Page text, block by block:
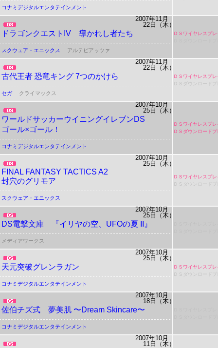
コナミデジタルエンタテインメント
2007年11月
22日（木）
ドラゴンクエストIV 導かれし者たち
ＤＳワイヤレスプ
スクウェア・エニックス
アルテピアッツァ
2007年11月
22日（木）
古代王者 恐竜キング 7つのかけら
ＤＳワイヤレスプ
ＤＳダウンロード
セガ
クライマックス
2007年10月
25日（木）
ワールドサッカーウイニングイレブンDS
ゴール×ゴール！
ＤＳワイヤレスプ
ＤＳダウンロード
コナミデジタルエンタテインメント
2007年10月
25日（木）
FINAL FANTASY TACTICS A2
封穴のグリモア
ＤＳワイヤレスプ
ＤＳダウンロード
スクウェア・エニックス
2007年10月
25日（木）
DS電撃文庫 『イリヤの空、UFOの夏 II』
メディアワークス
2007年10月
25日（木）
天元突破グレンラガン
ＤＳワイヤレスプ
ＤＳダウンロード
コナミデジタルエンタテインメント
2007年10月
18日（木）
佐伯チズ式 夢美肌 〜Dream Skincare〜
コナミデジタルエンタテインメント
2007年10月
11日（木）